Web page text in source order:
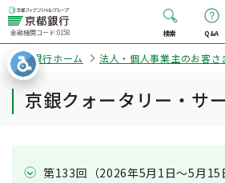
金融機関コード:0158 検索 Q&A
京都銀行ホーム 法人・個人事業主のお客さ
京銀クォータリー・サ
第133回（2026年5月1日～5月15